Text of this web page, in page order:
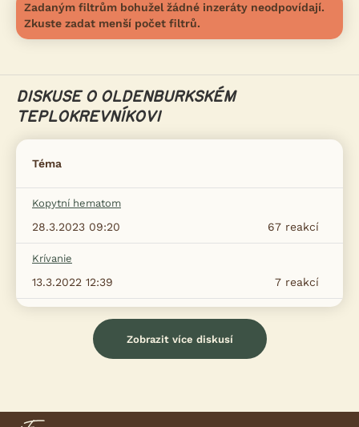
Zadaným filtrům bohužel žádné inzeráty neodpovídají.
Zkuste zadat menší počet filtrů.
DISKUSE O OLDENBURKSKÉM
TEPLOKREVNÍKOVI
Téma
Kopytní hematom
67 reakcí
28.3.2023 09:20
Krívanie
7 reakcí
13.3.2022 12:39
Zobrazit více diskusí